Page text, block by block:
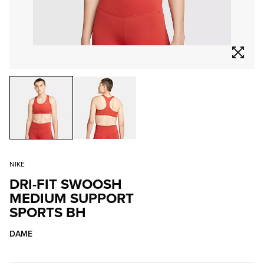
NIKE
DRI-FIT SWOOSH
MEDIUM SUPPORT
SPORTS BH
DAME